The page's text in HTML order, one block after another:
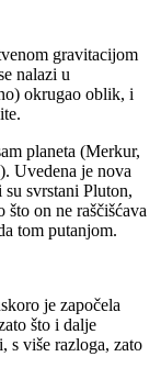
gravitacijom
nalazi u
okrugao oblik, i
planeta (Merkur,
Uvedena je nova
svrstani Pluton,
što on ne raščišćava
tom putanjom.
je započela
što i dalje
s više razloga, zato